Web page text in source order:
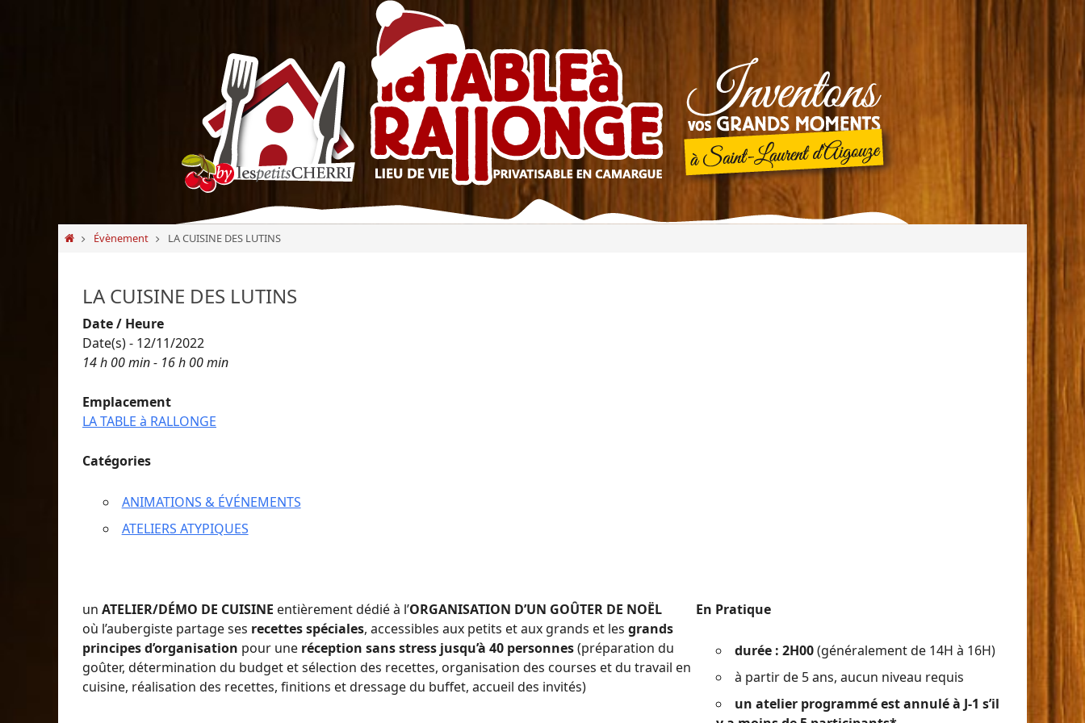
PasserHomeÉvènement LA CUISINE DES LUTINS
LA CUISINE DES LUTINS
Date / Heure
Date(s) - 12/11/2022
14 h 00 min - 16 h 00 min
Emplacement
LA TABLE à RALLONGE
Catégories
ANIMATIONS & ÉVÉNEMENTS
ATELIERS ATYPIQUES
un ATELIER/DÉMO DE CUISINE entièrement dédié à l’ORGANISATION D’UN GOÛTER DE NOËL
où l’aubergiste partage ses recettes spéciales, accessibles aux petits et aux grands et les grands
principes d’organisation pour une réception sans stress jusqu’à 40 personnes(préparation du
goûter, détermination du budget et sélection des recettes, organisation des courses et du travail en
cuisine, réalisation des recettes, finitions et dressage du buffet, accueil des invités)
En Pratique
durée : 2H00(généralement de 14H à 16H)
à partir de 5 ans, aucun niveau requis
un atelier programmé est annulé à J-1 s’il